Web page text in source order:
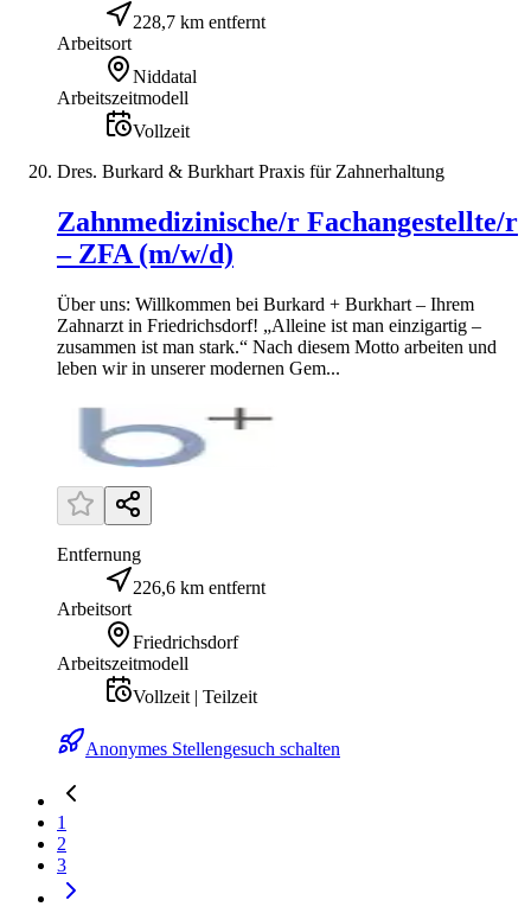
228,7 km entfernt
Arbeitsort
Niddatal
Arbeitszeitmodell
Vollzeit
Dres. Burkard & Burkhart Praxis für Zahnerhaltung
Zahnmedizinische/r Fachangestellte/r
– ZFA (m/w/d)
Über uns: Willkommen bei Burkard + Burkhart – Ihrem
Zahnarzt in Friedrichsdorf! „Alleine ist man einzigartig –
zusammen ist man stark.“ Nach diesem Motto arbeiten und
leben wir in unserer modernen Gem...
Entfernung
226,6 km entfernt
Arbeitsort
Friedrichsdorf
Arbeitszeitmodell
Vollzeit | Teilzeit
Anonymes Stellengesuch schalten
1
2
3